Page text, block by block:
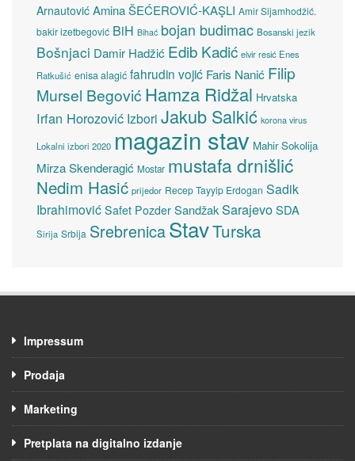
Arnautović Amina ŠEĆEROVIĆ-KAŞLI Amir Sijamhodžić.
bakir izetbegović BiH Bihać bojan budimac Bosanski jezik
Bošnjaci Damir Hadžić Edib Kadić elvir resić Enes
Ratkušić enisa alagić fahrudin vojić Faris Nanić Filip
Mursel Begović Hamza Ridžal Hrvatska
Irfan Horozović Izbori Jakub Salkić korona virus
Lokalni izbori 2020 magazin stav Mahir Sokolija
Mirza Skenderagić Mostar mustafa drnišlić
Nedim Hasić prijedor Recep Tayyip Erdogan Sadik
Ibrahimović Safet Pozder SandžakSarajevoSDA
Sirija Srbija SrebrenicaStavTurska
Impressum
Prodaja
Marketing
Pretplata na digitalno izdanje